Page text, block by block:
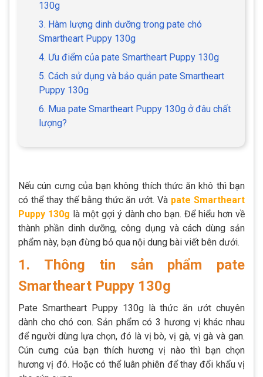
130g
3. Hàm lượng dinh dưỡng trong pate chó
Smartheart Puppy 130g
4. Ưu điểm của pate Smartheart Puppy 130g
5. Cách sử dụng và bảo quản pate Smartheart
Puppy 130g
6. Mua pate Smartheart Puppy 130g ở đâu chất
lượng?
Nếu cún cưng của bạn không thích thức ăn khô thì bạn
có thể thay thế bằng thức ăn ướt. Và pate Smartheart
Puppy 130g là một gợi ý dành cho bạn. Để hiểu hơn về
thành phần dinh dưỡng, công dụng và cách dùng sản
phẩm này, bạn đừng bỏ qua nội dung bài viết bên dưới.
1. Thông tin sản phẩm pate
Smartheart Puppy 130g
Pate Smartheart Puppy 130g là thức ăn ướt chuyên
dành cho chó con. Sản phẩm có 3 hương vị khác nhau
để người dùng lựa chọn, đó là vị bò, vị gà, vị gà và gan.
Cún cưng của bạn thích hương vị nào thì bạn chọn
hương vị đó. Hoặc có thể luân phiên để thay đổi khẩu vị